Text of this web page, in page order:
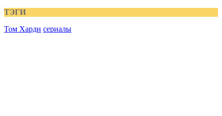
ТЭГИ
Том Харди сериалы